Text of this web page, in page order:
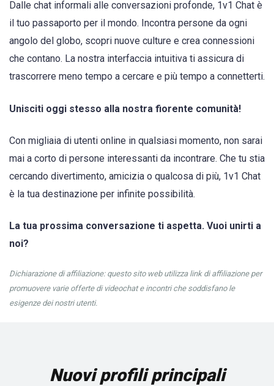
Dalle chat informali alle conversazioni profonde, 1v1 Chat è
il tuo passaporto per il mondo. Incontra persone da ogni
angolo del globo, scopri nuove culture e crea connessioni
che contano. La nostra interfaccia intuitiva ti assicura di
trascorrere meno tempo a cercare e più tempo a connetterti.
Unisciti oggi stesso alla nostra fiorente comunità!
Con migliaia di utenti online in qualsiasi momento, non sarai
mai a corto di persone interessanti da incontrare. Che tu stia
cercando divertimento, amicizia o qualcosa di più, 1v1 Chat
è la tua destinazione per infinite possibilità.
La tua prossima conversazione ti aspetta. Vuoi unirti a
noi?
Dichiarazione di affiliazione: questo sito web utilizza link di affiliazione per
promuovere varie offerte di videochat e incontri che soddisfano le
esigenze dei nostri utenti.
Nuovi profili principali